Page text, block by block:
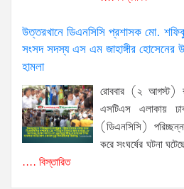
উত্তরখানে ডিএনসিসি প্রশাসক মো.
সংসদ সদস্য এস এম জাহাঙ্গীর হোসেনের
হামলা
রোববার (২ আগস্ট)
এসটিএস এলাকায়
(ডিএনসিসি)
করে সংঘর্ষের ঘটনা
.... বিস্তারিত